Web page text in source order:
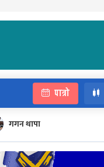
पात्रो
गगन थापा